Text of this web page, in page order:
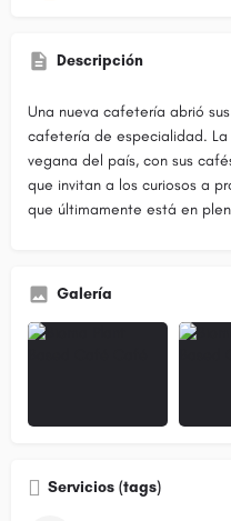
Descripción
Una nueva cafetería abrió
cafetería de especialidad.
vegana del país, con sus
que invitan a los curiosos a
que últimamente está en
Galería
Servicios (tags)